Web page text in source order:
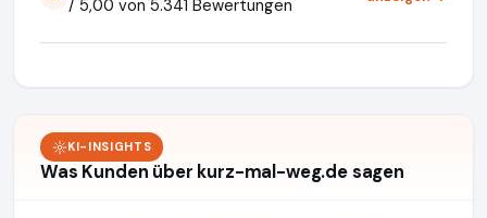
/ 5,00 von 5.341 Bewertungen
KI-INSIGHTS
Was Kunden über kurz-mal-weg.de sagen